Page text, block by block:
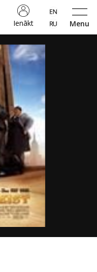
Menu
Ienākt